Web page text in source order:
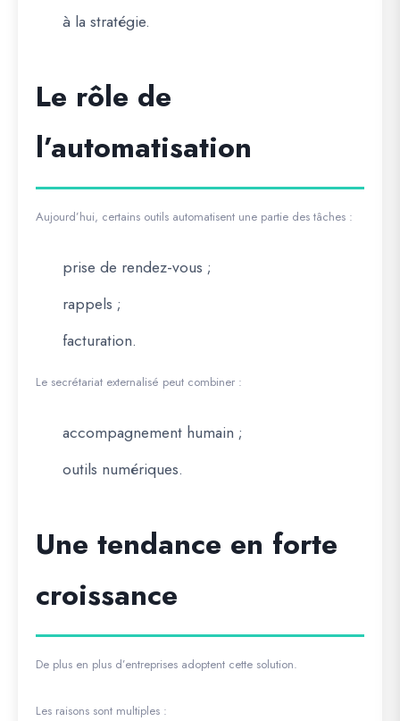
à la stratégie.
Le rôle de
l’automatisation
Aujourd’hui, certains outils automatisent une partie des tâches :
prise de rendez-vous ;
rappels ;
facturation.
Le secrétariat externalisé peut combiner :
accompagnement humain ;
outils numériques.
Une tendance en forte
croissance
De plus en plus d’entreprises adoptent cette solution.
Les raisons sont multiples :